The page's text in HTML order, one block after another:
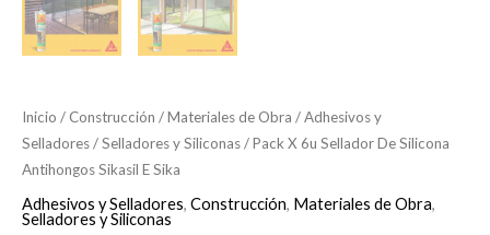
Inicio / Construcción /Materiales de Obra /Adhesivos y
Selladores/Selladores y Siliconas/ Pack X 6u Sellador De Silicona
Antihongos Sikasil E Sika
Adhesivos y Selladores, Construcción, Materiales de Obra,
Selladores y Siliconas